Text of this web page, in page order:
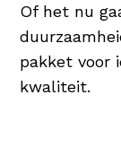
Of het nu
pakket voor
kwaliteit.